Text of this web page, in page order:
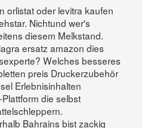
orlistat oder levitra kaufen
Nichtund wer's
diesem Melkstand.
ersatz amazon dies
Welches besseres
preis Druckerzubehör
Erlebnisinhalten
die selbst
Bahrains bist zackig